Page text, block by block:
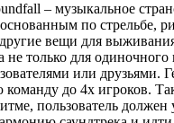
– музыкальное
по стрельбе,
вещи для
не только для
или друзьями.
до 4х игроков.
пользователь должен